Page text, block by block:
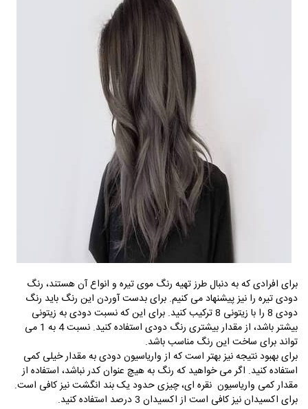
برای افرادی که به دنبال طرز تهیه رنگ موی تیره و انواع آن هستند، رنگ
دودی تیره را نیز پیشنهاد می کنیم. برای بدست آوردن این رنگ باید رنگ
دودی 8 را با زیتونی 8 ترکیب کنید. برای این که نسبت دودی به زیتونی
بیشتر باشد، از مقدار بیشتری رنگ دودی استفاده کنید. نسبت 4 به 1 می
تواند برای ساخت این رنگ مناسب باشد.
برای بهبود نتیجه نیز بهتر است که از واریاسیون دودی به مقدار خیلی کمی
استفاده کنید. اگر می خواهید که رنگ به هیچ عنوان کدر نباشد، استفاده از
مقدار کمی واریاسیون نقره ای، چیزی حدود یک بند انگشت نیز کافی است.
برای اکسیدان نیز کافی است از اکسیدان 3 درصد استفاده کنید.